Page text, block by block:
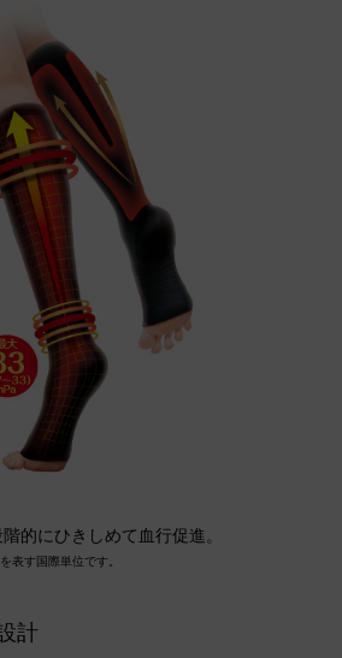
的にひきしめて血行促進。
表す国際単位です。
計